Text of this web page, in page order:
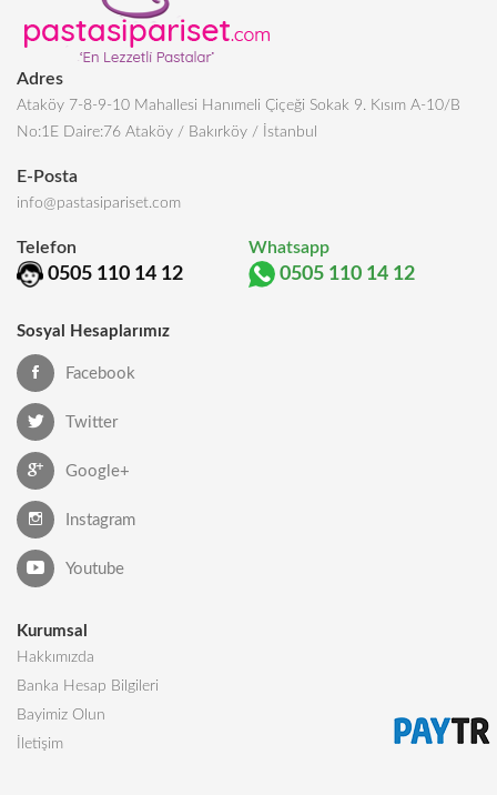
Adres
Ataköy 7-8-9-10 Mahallesi Hanımeli Çiçeği Sokak 9. Kısım A-10/B
No:1E Daire:76 Ataköy / Bakırköy / İstanbul
E-Posta
info@pastasipariset.com
Telefon
0505 110 14 12
Whatsapp
0505 110 14 12
Sosyal Hesaplarımız
Facebook
Twitter
Google+
Instagram
Youtube
Kurumsal
Hakkımızda
Banka Hesap Bilgileri
Bayimiz Olun
İletişim